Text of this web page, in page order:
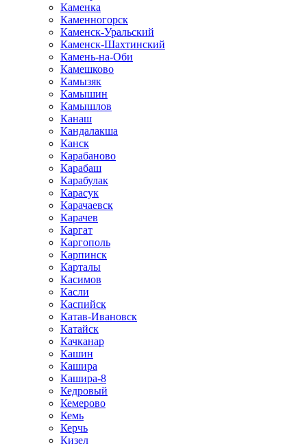
Каменка
Каменногорск
Каменск-Уральский
Каменск-Шахтинский
Камень-на-Оби
Камешково
Камызяк
Камышин
Камышлов
Канаш
Кандалакша
Канск
Карабаново
Карабаш
Карабулак
Карасук
Карачаевск
Карачев
Каргат
Каргополь
Карпинск
Карталы
Касимов
Касли
Каспийск
Катав-Ивановск
Катайск
Качканар
Кашин
Кашира
Кашира-8
Кедровый
Кемерово
Кемь
Керчь
Кизел